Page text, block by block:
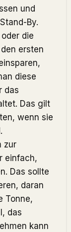
und
By.
die
ersten
diese
das
Das gilt
wenn sie
zur
einfach,
Das sollte
daran
Tonne,
das
kann